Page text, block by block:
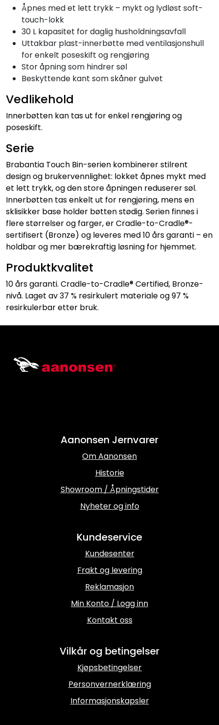
Åpnes med et lett trykk – mykt og lydløst soft-
touch-lokk
30 L kapasitet for daglig husholdningsavfall
Uttakbar plast-innerbøtte med ventilasjonshull
for enkelt poseskift og rengjøring
Stor åpning som hindrer søl
Beskyttende kant som skåner gulvet
Vedlikehold
Innerbøtten kan tas ut for enkel rengjøring og
poseskift.
Serie
Brabantia Touch Bin-serien kombinerer stilrent
design og brukervennlighet: lokket åpnes mykt med
et lett trykk, og den store åpningen reduserer søl.
Innerbøtten tas enkelt ut for rengjøring, mens en
sklisikker base holder bøtten stødig. Serien finnes i
flere størrelser og farger, er Cradle-to-Cradle®-
sertifisert (Bronze) og leveres med 10 års garanti – en
holdbar og mer bærekraftig løsning for hjemmet.
Produktkvalitet
10 års garanti. Cradle-to-Cradle® Certified, Bronze-
nivå. Laget av 37 % resirkulert materiale og 97 %
resirkulerbar etter bruk.
Aanonsen Jernvarer
Om Aanonsen
Historie
Showroom / Åpningstider
Nyheter og info
Kundeservice
Kundesenter
Frakt og levering
Reklamasjon
Min Konto / Logg inn
Kontakt oss
Vilkår og betingelser
Kjøpsbetingelser
Personvernerklæring
Informasjonskapsler